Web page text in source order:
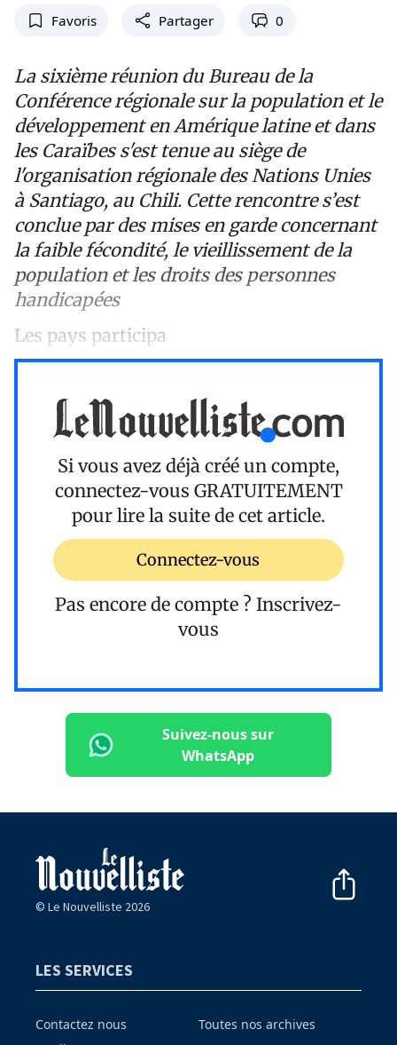
Favoris Partager 0
La sixième réunion du Bureau de la
Conférence régionale sur la population et le
développement en Amérique latine et dans
les Caraïbes s'est tenue au siège de
l'organisation régionale des Nations Unies
à Santiago, au Chili. Cette rencontre s’est
conclue par des mises en garde concernant
la faible fécondité, le vieillissement de la
population et les droits des personnes
handicapées
Les pays participa
Si vous avez déjà créé un compte,
connectez-vous GRATUITEMENT
pour lire la suite de cet article.
Connectez-vous
Pas encore de compte ? Inscrivez-
vous
Suivez-nous sur
WhatsApp
© Le Nouvelliste 2026
LES SERVICES
Contactez nous
Toutes nos archives